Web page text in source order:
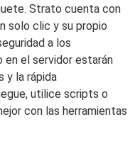
Strato cuenta con
solo clic y su propio
a los
en el servidor estarán
y la rápida
utilice scripts o
con las herramientas